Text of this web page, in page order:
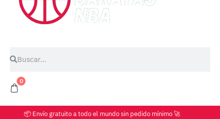
0
📦 Envío gratuito a todo el mundo sin pedido mínimo 🚀